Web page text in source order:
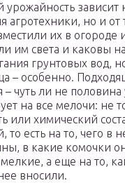
урожайность зависит
агротехники, но и от
их в огороде
им света и каковы
грунтовых вод,
– особенно.
чуть ли не половина
на все мелочи: не
или химический
то есть на то, чего в
в какие комочки
а еще на то,
вносили.